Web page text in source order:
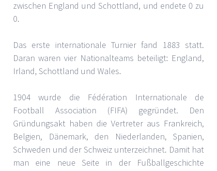
zwischen England und Schottland, und endete 0 zu
0.
Das erste internationale Turnier fand 1883 statt.
Daran waren vier Nationalteams beteiligt: England,
Irland, Schottland und Wales.
1904 wurde die Fédération Internationale de
Football Association (FIFA) gegründet. Den
Gründungsakt haben die Vertreter aus Frankreich,
Belgien, Dänemark, den Niederlanden, Spanien,
Schweden und der Schweiz unterzeichnet. Damit hat
man eine neue Seite in der Fußballgeschichte